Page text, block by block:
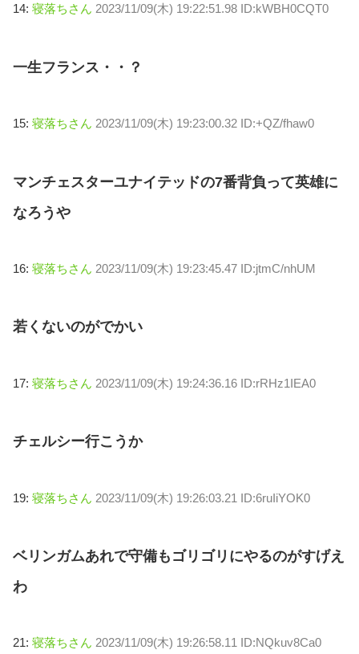
14: 寝落ちさん 2023/11/09(木) 19:22:51.98 ID:kWBH0CQT0
一生フランス・・？
15: 寝落ちさん 2023/11/09(木) 19:23:00.32 ID:+QZ/fhaw0
マンチェスターユナイテッドの7番背負って英雄に
なろうや
16: 寝落ちさん 2023/11/09(木) 19:23:45.47 ID:jtmC/nhUM
若くないのがでかい
17: 寝落ちさん 2023/11/09(木) 19:24:36.16 ID:rRHz1IEA0
チェルシー行こうか
19: 寝落ちさん 2023/11/09(木) 19:26:03.21 ID:6ruIiYOK0
ベリンガムあれで守備もゴリゴリにやるのがすげえ
わ
21: 寝落ちさん 2023/11/09(木) 19:26:58.11 ID:NQkuv8Ca0